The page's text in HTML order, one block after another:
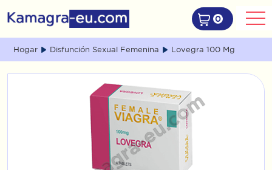
0
Hogar Disfunción Sexual Femenina Lovegra 100 Mg